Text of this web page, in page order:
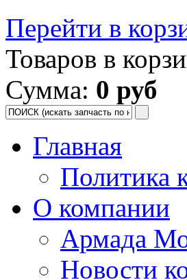
Перейти в
Товаров в
Сумма: 0 руб
Главная
Политика
О компании
Армада
Новости